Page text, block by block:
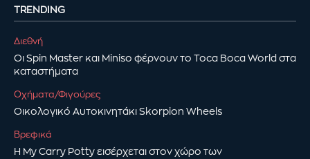
TRENDING
Διεθνή
Οι Spin Master και Miniso φέρνουν το Toca Boca World στα
καταστήματα
Οχήματα/Φιγούρες
Οικολογικό Αυτοκινητάκι Skorpion Wheels
Βρεφικά
Η My Carry Potty εισέρχεται στον χώρο των